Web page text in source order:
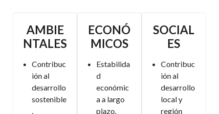
AMBIE
NTALES
Contribuc
ión al
desarrollo
sostenible
.
ECONÓ
MICOS
Estabilida
d
económic
a a largo
plazo.
SOCIAL
ES
Contribuc
ión al
desarrollo
local y
región